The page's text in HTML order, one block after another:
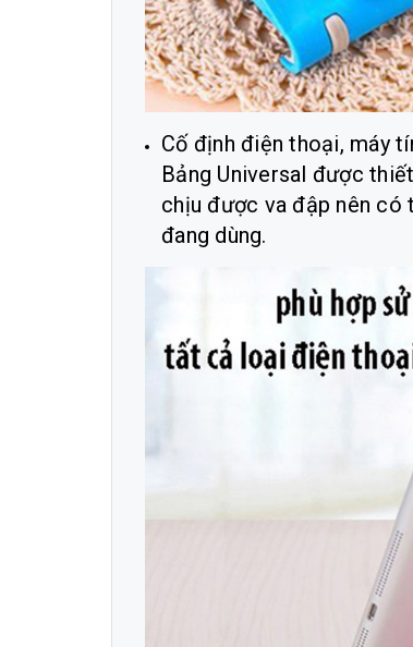
Cố định điện thoại, máy
Bảng Universal được
chịu được va đập nên có
đang dùng.